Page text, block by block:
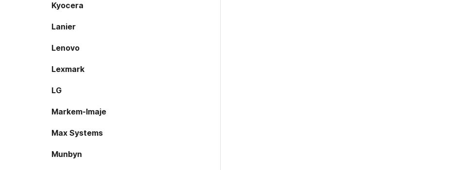
Kyocera
Lanier
Lenovo
Lexmark
LG
Markem-Imaje
Max Systems
Munbyn